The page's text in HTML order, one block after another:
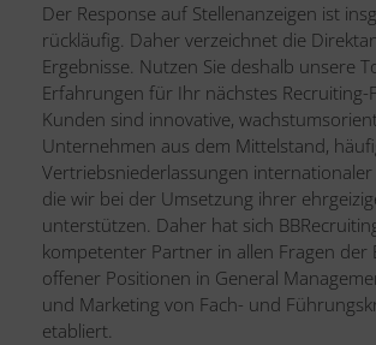
Der Response auf Stellenanzeigen ist
rückläufig. Daher verzeichnet die
Ergebnisse. Nutzen Sie deshalb unsere
Erfahrungen für Ihr nächstes Recruiting-
Kunden sind innovative,
Unternehmen aus dem Mittelstand,
Vertriebsniederlassungen
die wir bei der Umsetzung ihrer
unterstützen. Daher hat sich
kompetenter Partner in allen Fragen der
offener Positionen in General
und Marketing von Fach- und
etabliert.